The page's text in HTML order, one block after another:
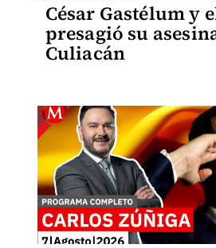
César Gastélum y
presagió su
Culiacán